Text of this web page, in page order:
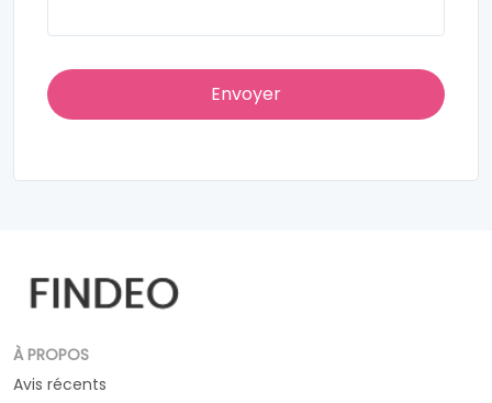
À PROPOS
Avis récents